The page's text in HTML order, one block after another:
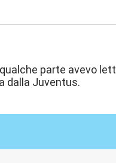
parte avevo
dalla Juventus.